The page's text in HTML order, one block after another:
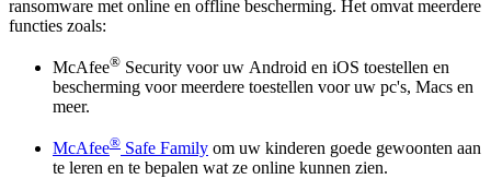
ransomware met online en offline bescherming. Het omvat meerdere
functies zoals:
McAfee® Security voor uw Android en iOS toestellen en
bescherming voor meerdere toestellen voor uw pc's, Macs en
meer.
McAfee® Safe Family om uw kinderen goede gewoonten aan
te leren en te bepalen wat ze online kunnen zien.